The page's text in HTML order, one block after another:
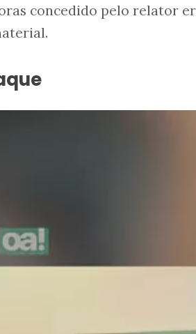
concedido pelo relator